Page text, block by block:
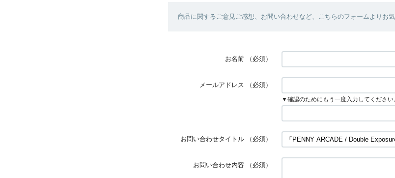
商品に関するご意見ご感想、お問い合わせなど、こちらのフォームよりお気
お名前 （必須）
メールアドレス （必須）
▼確認のためにもう一度入力してください
お問い合わせタイトル （必須）
お問い合わせ内容 （必須）